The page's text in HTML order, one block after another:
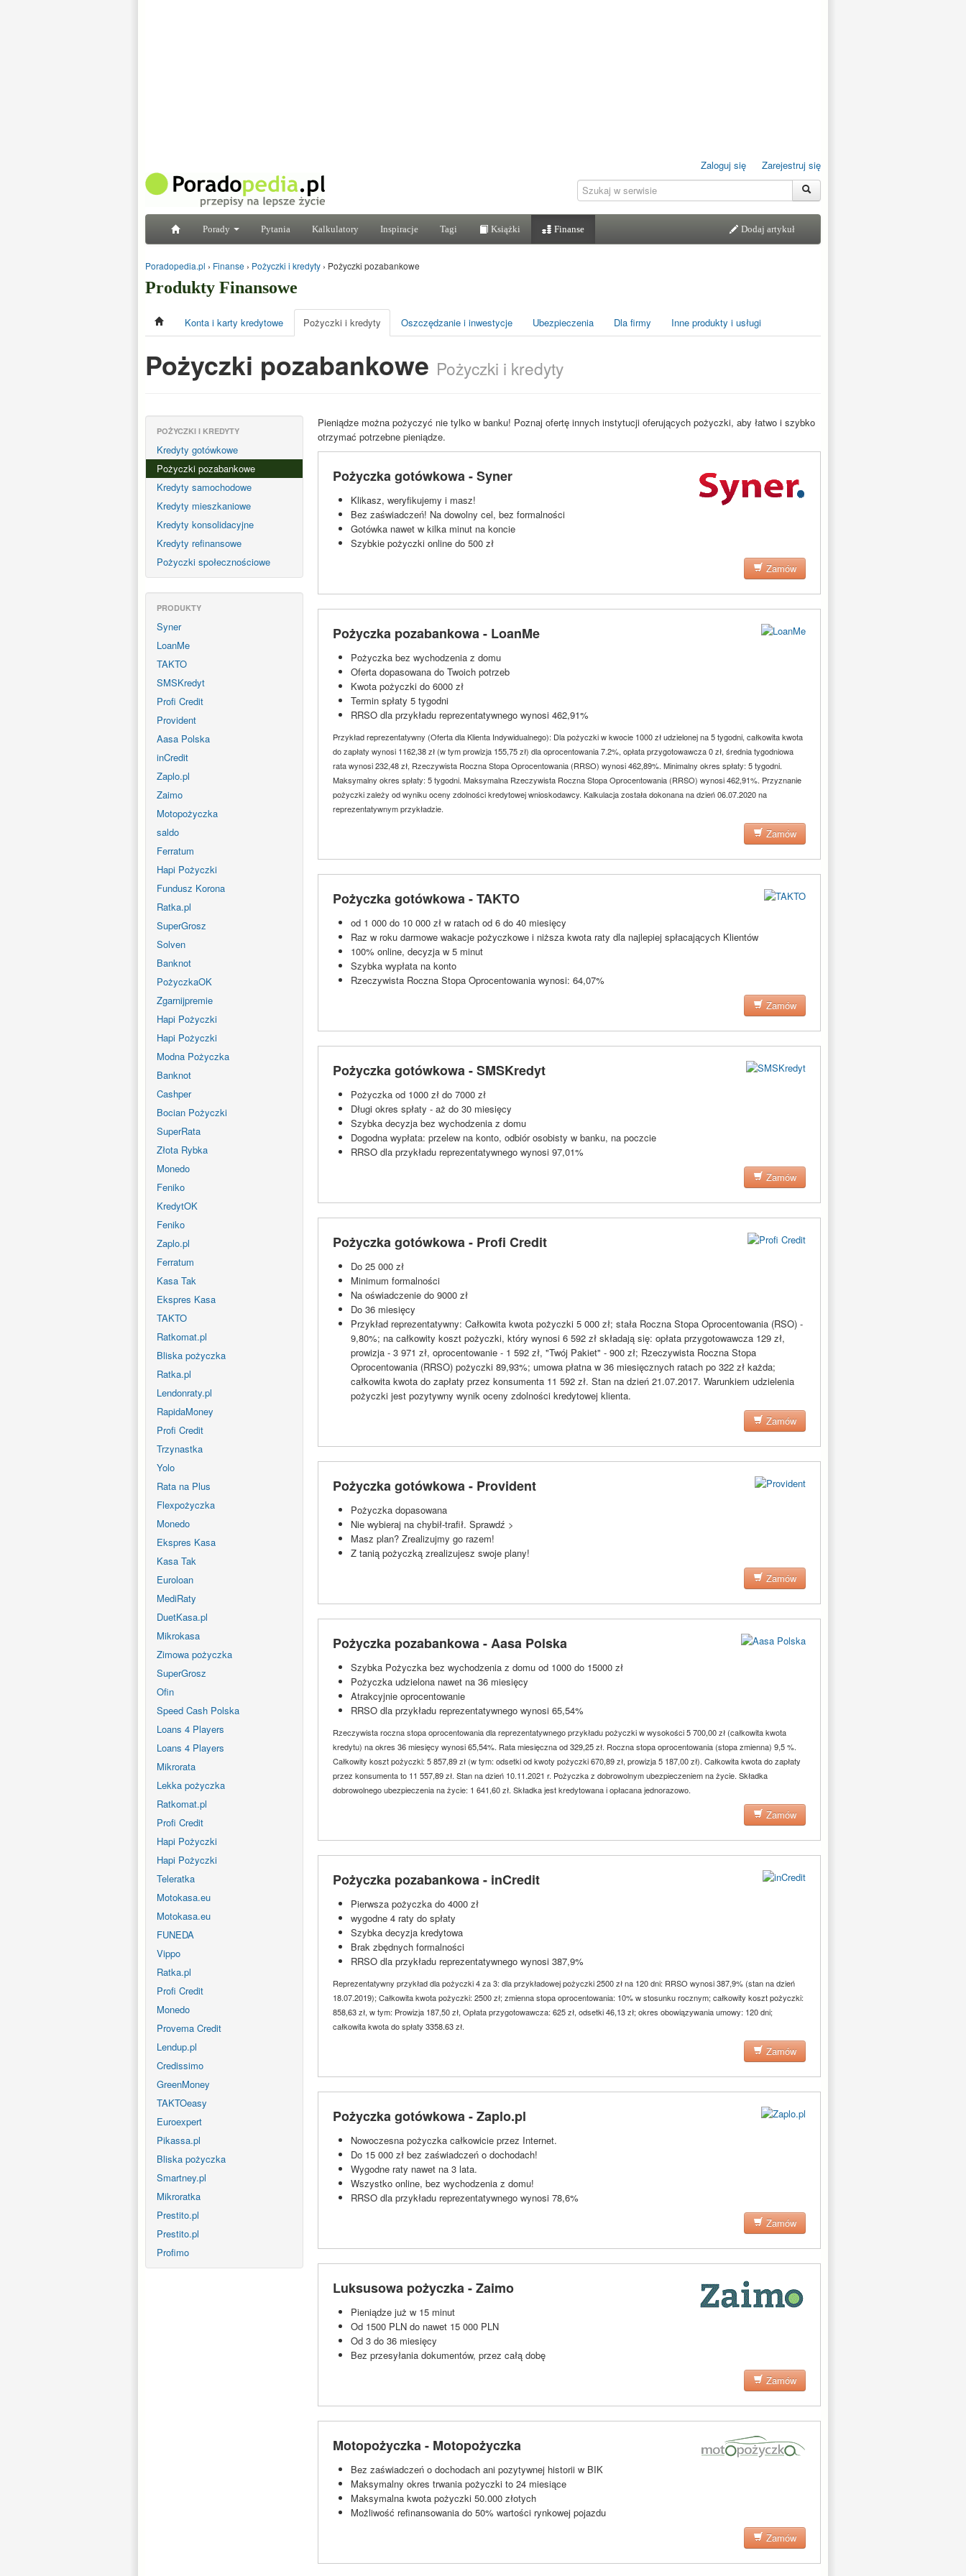
Zaloguj się Zarejestruj się
Porady Pytania Kalkulatory Inspiracje Tagi Książki Finanse Dodaj artykuł
Poradopedia.pl › Finanse › Pożyczki i kredyty › Pożyczki pozabankowe
Produkty Finansowe
Konta i karty kredytowe Pożyczki i kredyty Oszczędzanie i inwestycje Ubezpieczenia Dla firmy Inne produkty i usługi
Pożyczki pozabankowe Pożyczki i kredyty
POŻYCZKI I KREDYTY
Kredyty gotówkowe
Pożyczki pozabankowe
Kredyty samochodowe
Kredyty mieszkaniowe
Kredyty konsolidacyjne
Kredyty refinansowe
Pożyczki społecznościowe
PRODUKTY
Syner
LoanMe
TAKTO
SMSKredyt
Profi Credit
Provident
Aasa Polska
inCredit
Zaplo.pl
Zaimo
Motopożyczka
saldo
Ferratum
Hapi Pożyczki
Fundusz Korona
Ratka.pl
SuperGrosz
Solven
Banknot
PożyczkaOK
Zgarnijpremie
Hapi Pożyczki
Hapi Pożyczki
Modna Pożyczka
Banknot
Cashper
Bocian Pożyczki
SuperRata
Złota Rybka
Monedo
Feniko
KredytOK
Feniko
Zaplo.pl
Ferratum
Kasa Tak
Ekspres Kasa
TAKTO
Ratkomat.pl
Bliska pożyczka
Ratka.pl
Lendonraty.pl
RapidaMoney
Profi Credit
Trzynastka
Yolo
Rata na Plus
Flexpożyczka
Monedo
Ekspres Kasa
Kasa Tak
Euroloan
MediRaty
DuetKasa.pl
Mikrokasa
Zimowa pożyczka
SuperGrosz
Ofin
Speed Cash Polska
Loans 4 Players
Loans 4 Players
Mikrorata
Lekka pożyczka
Ratkomat.pl
Profi Credit
Hapi Pożyczki
Hapi Pożyczki
Teleratka
Motokasa.eu
Motokasa.eu
FUNEDA
Vippo
Ratka.pl
Profi Credit
Monedo
Provema Credit
Lendup.pl
Credissimo
GreenMoney
TAKTOeasy
Euroexpert
Pikassa.pl
Bliska pożyczka
Smartney.pl
Mikroratka
Prestito.pl
Prestito.pl
Profimo
Pieniądze można pożyczyć nie tylko w banku! Poznaj ofertę innych instytucji oferujących pożyczki, aby łatwo i szybko
otrzymać potrzebne pieniądze.
Pożyczka gotówkowa - Syner
Klikasz, weryfikujemy i masz!
Bez zaświadczeń! Na dowolny cel, bez formalności
Gotówka nawet w kilka minut na koncie
Szybkie pożyczki online do 500 zł
Zamów
Pożyczka pozabankowa - LoanMe
Pożyczka bez wychodzenia z domu
Oferta dopasowana do Twoich potrzeb
Kwota pożyczki do 6000 zł
Termin spłaty 5 tygodni
RRSO dla przykładu reprezentatywnego wynosi 462,91%
Przykład reprezentatywny (Oferta dla Klienta Indywidualnego): Dla pożyczki w kwocie 1000 zł udzielonej na 5 tygodni, całkowita kwota
do zapłaty wynosi 1162,38 zł (w tym prowizja 155,75 zł) dla oprocentowania 7.2%, opłata przygotowawcza 0 zł, średnia tygodniowa
rata wynosi 232,48 zł, Rzeczywista Roczna Stopa Oprocentowania (RRSO) wynosi 462,89%. Minimalny okres spłaty: 5 tygodni.
Maksymalny okres spłaty: 5 tygodni. Maksymalna Rzeczywista Roczna Stopa Oprocentowania (RRSO) wynosi 462,91%. Przyznanie
pożyczki zależy od wyniku oceny zdolności kredytowej wnioskodawcy. Kalkulacja została dokonana na dzień 06.07.2020 na
reprezentatywnym przykładzie.
Zamów
Pożyczka gotówkowa - TAKTO
od 1 000 do 10 000 zł w ratach od 6 do 40 miesięcy
Raz w roku darmowe wakacje pożyczkowe i niższa kwota raty dla najlepiej spłacających Klientów
100% online, decyzja w 5 minut
Szybka wypłata na konto
Rzeczywista Roczna Stopa Oprocentowania wynosi: 64,07%
Zamów
Pożyczka gotówkowa - SMSKredyt
Pożyczka od 1000 zł do 7000 zł
Długi okres spłaty - aż do 30 miesięcy
Szybka decyzja bez wychodzenia z domu
Dogodna wypłata: przelew na konto, odbiór osobisty w banku, na poczcie
RRSO dla przykładu reprezentatywnego wynosi 97,01%
Zamów
Pożyczka gotówkowa - Profi Credit
Do 25 000 zł
Minimum formalności
Na oświadczenie do 9000 zł
Do 36 miesięcy
Przykład reprezentatywny: Całkowita kwota pożyczki 5 000 zł; stała Roczna Stopa Oprocentowania (RSO) -
9,80%; na całkowity koszt pożyczki, który wynosi 6 592 zł składają się: opłata przygotowawcza 129 zł,
prowizja - 3 971 zł, oprocentowanie - 1 592 zł, "Twój Pakiet" - 900 zł; Rzeczywista Roczna Stopa
Oprocentowania (RRSO) pożyczki 89,93%; umowa płatna w 36 miesięcznych ratach po 322 zł każda;
całkowita kwota do zapłaty przez konsumenta 11 592 zł. Stan na dzień 21.07.2017. Warunkiem udzielenia
pożyczki jest pozytywny wynik oceny zdolności kredytowej klienta.
Zamów
Pożyczka gotówkowa - Provident
Pożyczka dopasowana
Nie wybieraj na chybił-trafił. Sprawdź >
Masz plan? Zrealizujmy go razem!
Z tanią pożyczką zrealizujesz swoje plany!
Zamów
Pożyczka pozabankowa - Aasa Polska
Szybka Pożyczka bez wychodzenia z domu od 1000 do 15000 zł
Pożyczka udzielona nawet na 36 miesięcy
Atrakcyjnie oprocentowanie
RRSO dla przykładu reprezentatywnego wynosi 65,54%
Rzeczywista roczna stopa oprocentowania dla reprezentatywnego przykładu pożyczki w wysokości 5 700,00 zł (całkowita kwota
kredytu) na okres 36 miesięcy wynosi 65,54%. Rata miesięczna od 329,25 zł. Roczna stopa oprocentowania (stopa zmienna) 9,5 %.
Całkowity koszt pożyczki: 5 857,89 zł (w tym: odsetki od kwoty pożyczki 670,89 zł, prowizja 5 187,00 zł). Całkowita kwota do zapłaty
przez konsumenta to 11 557,89 zł. Stan na dzień 10.11.2021 r. Pożyczka z dobrowolnym ubezpieczeniem na życie. Składka
dobrowolnego ubezpieczenia na życie: 1 641,60 zł. Składka jest kredytowana i opłacana jednorazowo.
Zamów
Pożyczka pozabankowa - inCredit
Pierwsza pożyczka do 4000 zł
wygodne 4 raty do spłaty
Szybka decyzja kredytowa
Brak zbędnych formalności
RRSO dla przykładu reprezentatywnego wynosi 387,9%
Reprezentatywny przykład dla pożyczki 4 za 3: dla przykładowej pożyczki 2500 zł na 120 dni: RRSO wynosi 387,9% (stan na dzień
18.07.2019); Całkowita kwota pożyczki: 2500 zł; zmienna stopa oprocentowania: 10% w stosunku rocznym; całkowity koszt pożyczki:
858,63 zł, w tym: Prowizja 187,50 zł, Opłata przygotowawcza: 625 zł, odsetki 46,13 zł; okres obowiązywania umowy: 120 dni;
całkowita kwota do spłaty 3358.63 zł.
Zamów
Pożyczka gotówkowa - Zaplo.pl
Nowoczesna pożyczka całkowicie przez Internet.
Do 15 000 zł bez zaświadczeń o dochodach!
Wygodne raty nawet na 3 lata.
Wszystko online, bez wychodzenia z domu!
RRSO dla przykładu reprezentatywnego wynosi 78,6%
Zamów
Luksusowa pożyczka - Zaimo
Pieniądze już w 15 minut
Od 1500 PLN do nawet 15 000 PLN
Od 3 do 36 miesięcy
Bez przesyłania dokumentów, przez całą dobę
Zamów
Motopożyczka - Motopożyczka
Bez zaświadczeń o dochodach ani pozytywnej historii w BIK
Maksymalny okres trwania pożyczki to 24 miesiące
Maksymalna kwota pożyczki 50.000 złotych
Możliwość refinansowania do 50% wartości rynkowej pojazdu
Zamów